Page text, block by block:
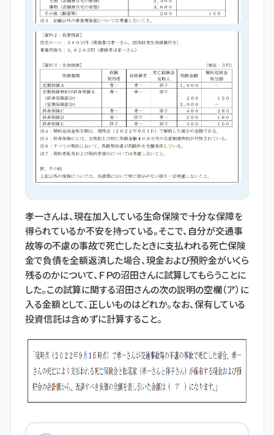
孝一さんは、現在加入している生命保険で十分な保障を
得られているか不安を持っている。そこで、自分が交通事
故等の不慮の事故で死亡したときに支払われる死亡保険
金で負債を全額返済した場合、現金および預貯金がいくら
残るのかについて、ＦＰの沼田さんに試算してもらうことに
した。この試算に関する沼田さんの次の説明の空欄（ア）に
入る金額として、正しいものはどれか。なお、保有している
投資信託は含めずに計算すること。